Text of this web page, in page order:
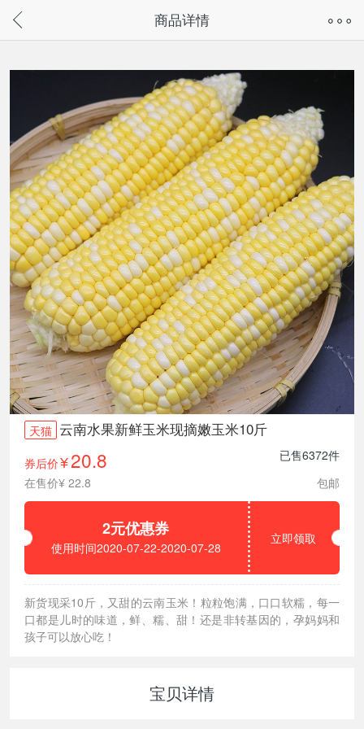
请通过微信或支付宝搜“奇兔客小程序”访问
商品详情
天猫 云南水果新鲜玉米现摘嫩玉米10斤
券后价¥20.8
已售6372件
在售价¥ 22.8
包邮
2元优惠券
使用时间2020-07-22-2020-07-28
立即领取
新货现采10斤，又甜的云南玉米！粒粒饱满，口口软糯，每一
口都是儿时的味道，鲜、糯、甜！还是非转基因的，孕妈妈和
孩子可以放心吃！
宝贝详情